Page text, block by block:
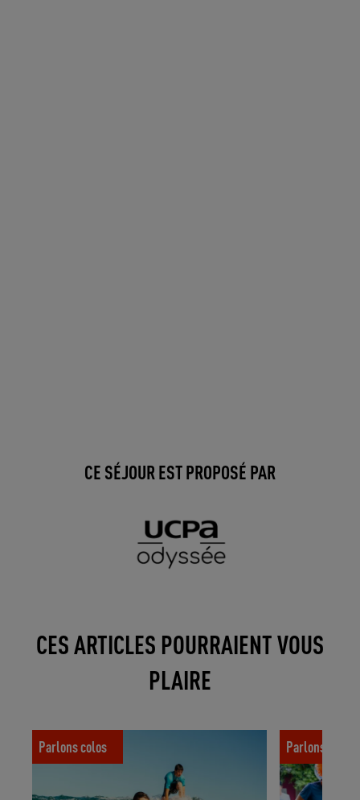
CE SÉJOUR EST PROPOSÉ PAR
CES ARTICLES POURRAIENT VOUS
PLAIRE
Comment choisir une colonie de
vacances pour mon enfant à la Toussaint
Parlons colos
Comment se
UCPA
Parlons colos